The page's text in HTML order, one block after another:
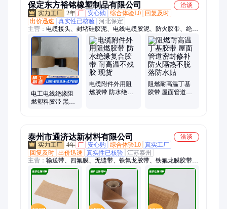
保定东方裕铭橡塑制品有限公司
洽谈
2年 厂 安心购 综合体验L0
回复及时
出价迅速
真实性已核验 河北保定
主营： 电缆接头、封堵硅胶泥、电线电缆胶泥、防火胶带、绝缘
胶带、黑色电工胶带、防爆封堵胶泥
电工电线绝缘阻
燃塑料胶带 黑色
电缆附件外用阻
燃胶带 防水绝缘
阻燃耐高温丁基
胶带 屋面管道密
泰州市通济达新材料有限公司
洽谈
4年 厂 安心购 综合体验L0 真实工厂
回复及时 出价迅速 真实性已核验 江苏泰州
主营： 输送带、四氟膜、无缝带、铁氟龙胶带、铁氟龙膜胶带、
宽幅铁氟龙胶带、密封件、ptfe薄膜、氟塑薄膜、乙烯薄膜、车
削薄膜、铁氟龙薄膜、四氟焊接膜、支持包边接头、无缝粘合机
带、特氟龙无缝带、铁氟龙无缝带、无缝传送带、铁氟龙输送
带、特氟龙输送带、聚四氟乙烯薄膜、聚四氟乙烯膜、聚四氟乙
烯电子薄膜、防腐蚀特氟龙膜、铁氟龙四氟膜